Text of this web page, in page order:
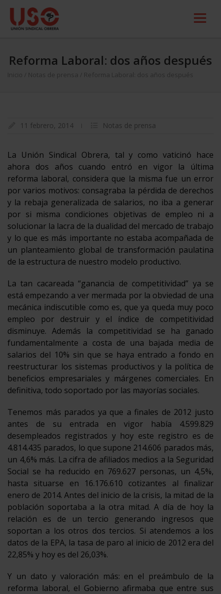
Reforma Laboral: dos años después
Inicio Notas de prensa Reforma Laboral: dos años después
11 febrero, 2014 Notas de prensa
La Unión Sindical Obrera, tal y como vaticinó hace
ahora dos años cuando entró en vigor la última
reforma laboral, considera que la misma fue un error
por varios motivos: consagraba la pérdida de derechos
y la rebaja generalizada de salarios, no iba a generar
por si misma condiciones objetivas de empleo ni a
solucionar la lacra de la dualidad del mercado de trabajo
y lo que es más importante no estaba acompañada de
un planteamiento global de transformación paulatina
de la estructura de nuestro modelo productivo.
La tan cacareada “ganancia de competitividad” ya se
está empezando a ver mermada por la obviedad de una
mecánica indiscutible como es, que ya queda muy poco
empleo por destruir y el índice de competitividad
disminuye. Además la competitividad se ha ganado
fundamentalmente a costa de una bajada media de
salarios del 10% sin que se haya entrado a fondo en
reestructurar los sistemas productivos y la política de
beneficios empresariales y márgenes comerciales. En
definitiva, todo soportado por las mayorías sociales.
Tenemos más parados ya que a finales de 2012 justo
antes de su entrada en vigor había 4.599.829
desempleados registrados y hoy este registro es de
4.814.435 parados, lo que supone 214.606 parados más,
un 4,6% más. La cifra de afiliados medios a la Seguridad
Social se ha reducido en 769.627 personas, un 4,5%,
hasta situarse en 16.176.610 cotizantes al finalizar
enero de 2014. Antes del inicio de la crisis, la mitad de la
población soportaba a la otra mitad. A día de hoy la
relación es de un tercio generando ingresos que
soportan a los otros dos tercios. Si atendemos a los
datos de la EPA, la tasa de paro al inicio de 2012 era del
22,85% y hoy es del 26,03%.
Y un dato y valoración más: en el preámbulo de la
reforma laboral, el Gobierno afirmaba que entre sus